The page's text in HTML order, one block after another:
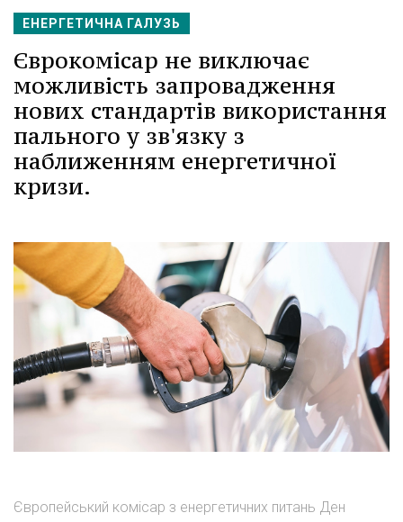
ЕНЕРГЕТИЧНА ГАЛУЗЬ
Єврокомісар не виключає
можливість запровадження
нових стандартів використання
пального у зв'язку з
наближенням енергетичної
кризи.
Європейський комісар з енергетичних питань Ден